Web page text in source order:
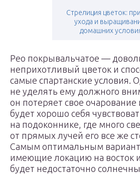
Стрелиция цветок:
ухода и
домашних
Рео покрывальчатое —
неприхотливый цветок и
самые спартанские условия.
не уделять ему должного
он потеряет свое очарование
будет хорошо себя
на подоконнике, где много
от прямых лучей его все же
Самым оптимальным
имеющие локацию на восток
будет недостаточно